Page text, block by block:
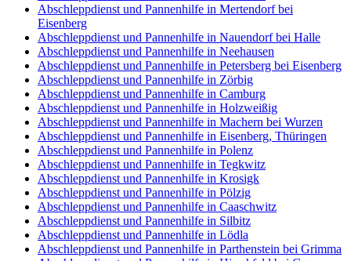
Abschleppdienst und Pannenhilfe in Mertendorf bei
Eisenberg
Abschleppdienst und Pannenhilfe in Nauendorf bei Halle
Abschleppdienst und Pannenhilfe in Neehausen
Abschleppdienst und Pannenhilfe in Petersberg bei Eisenberg
Abschleppdienst und Pannenhilfe in Zörbig
Abschleppdienst und Pannenhilfe in Camburg
Abschleppdienst und Pannenhilfe in Holzweißig
Abschleppdienst und Pannenhilfe in Machern bei Wurzen
Abschleppdienst und Pannenhilfe in Eisenberg, Thüringen
Abschleppdienst und Pannenhilfe in Polenz
Abschleppdienst und Pannenhilfe in Tegkwitz
Abschleppdienst und Pannenhilfe in Krosigk
Abschleppdienst und Pannenhilfe in Pölzig
Abschleppdienst und Pannenhilfe in Caaschwitz
Abschleppdienst und Pannenhilfe in Silbitz
Abschleppdienst und Pannenhilfe in Lödla
Abschleppdienst und Pannenhilfe in Parthenstein bei Grimma